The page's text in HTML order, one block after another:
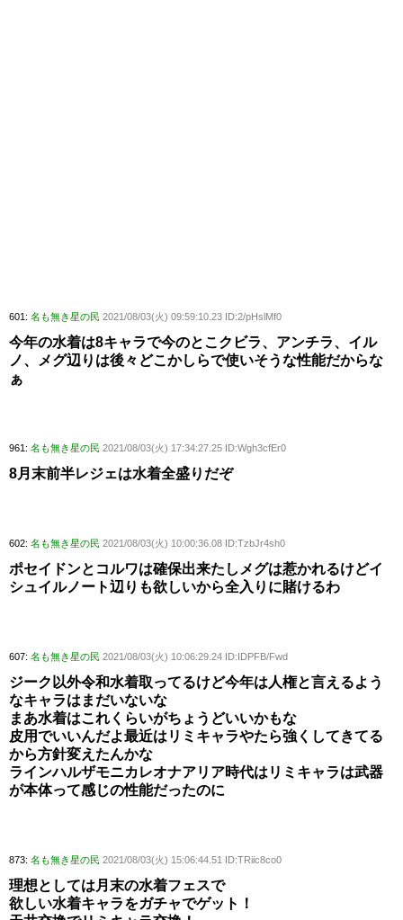
601: 名も無き星の民 2021/08/03(火) 09:59:10.23 ID:2/pHslMf0
今年の水着は8キャラで今のとこクビラ、アンチラ、イル
ノ、メグ辺りは後々どこかしらで使いそうな性能だからな
ぁ
961: 名も無き星の民 2021/08/03(火) 17:34:27.25 ID:Wgh3cfEr0
8月末前半レジェは水着全盛りだぞ
602: 名も無き星の民 2021/08/03(火) 10:00:36.08 ID:TzbJr4sh0
ポセイドンとコルワは確保出来たしメグは惹かれるけどイ
シュイルノート辺りも欲しいから全入りに賭けるわ
607: 名も無き星の民 2021/08/03(火) 10:06:29.24 ID:IDPFB/Fwd
ジーク以外令和水着取ってるけど今年は人権と言えるよう
なキャラはまだいないな
まあ水着はこれくらいがちょうどいいかもな
皮用でいいんだよ最近はリミキャラやたら強くしてきてる
から方針変えたんかな
ラインハルザモニカレオナアリア時代はリミキャラは武器
が本体って感じの性能だったのに
873: 名も無き星の民 2021/08/03(火) 15:06:44.51 ID:TRiic8co0
理想としては月末の水着フェスで
欲しい水着キャラをガチャでゲット！